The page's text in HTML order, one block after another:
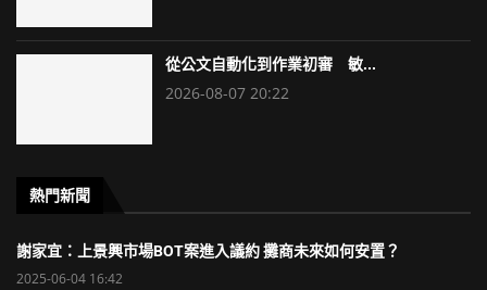
從公文自動化到作業初審 敏...
2026-08-07 20:22
熱門新聞
謝家宜：上景興市場BOT案進入議約 攤商未來如何安置？
2025-06-04 16:42